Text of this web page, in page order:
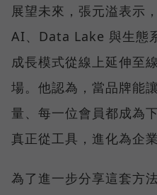
展望未來，張元溢表示
AI、Data Lake 與生態
成長模式從線上延伸至
場。他認為，當品牌能
量、每一位會員都成為
真正從工具，進化為企
為了進一步分享這套方